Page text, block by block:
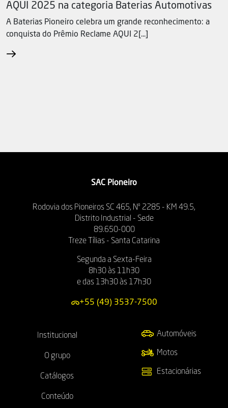
AQUI 2025 na categoria Baterias Automotivas
A Baterias Pioneiro celebra um grande reconhecimento: a
conquista do Prêmio Reclame AQUI 2[...]
SAC Pioneiro
Rodovia dos Pioneiros SC 465, Nº 2285 - KM 49.5,
Distrito Industrial - Sede
89.650-000
Treze Tílias - Santa Catarina
Segunda a Sexta-Feira
8h30 às 11h30
e das 13h30 às 17h30
+55 (49) 3537-7500
Institucional
O grupo
Catálogos
Conteúdo
Automóveis
Motos
Estacionárias